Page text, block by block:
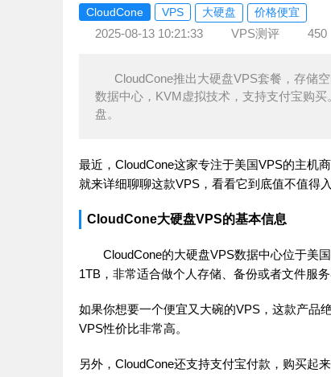
CloudCone VPS 大硬盘 价格便宜
2025-08-13 10:21:33 VPS测评 450
CloudCone推出大硬盘VPS套餐，存储
数据中心，KVM虚拟技术，支持支付宝购
盘。
最近，CloudCone这家专注于美国VPS的主机
就来详细聊聊这款VPS，看看它到底值不值得入
CloudCone大硬盘VPS的基本信息
CloudCone的大硬盘VPS数据中心位于美
1TB，非常适合做个人存储、备份或者文件服务
如果你想要一个便宜又大碗的VPS，这款产品
VPS性价比非常高。
另外，CloudCone还支持支付宝付款，购买起来